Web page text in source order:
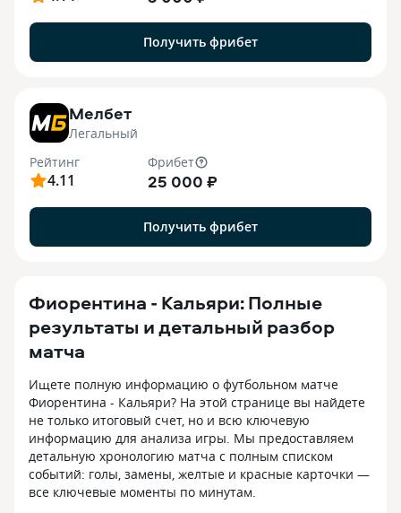
Получить фрибет
Мелбет
Легальный
Рейтинг
4.11
Фрибет
25 000 ₽
Получить фрибет
Фиорентина - Кальяри: Полные
результаты и детальный разбор
матча
Ищете полную информацию о футбольном матче
Фиорентина - Кальяри? На этой странице вы найдете
не только итоговый счет, но и всю ключевую
информацию для анализа игры. Мы предоставляем
детальную хронологию матча с полным списком
событий: голы, замены, желтые и красные карточки —
все ключевые моменты по минутам.